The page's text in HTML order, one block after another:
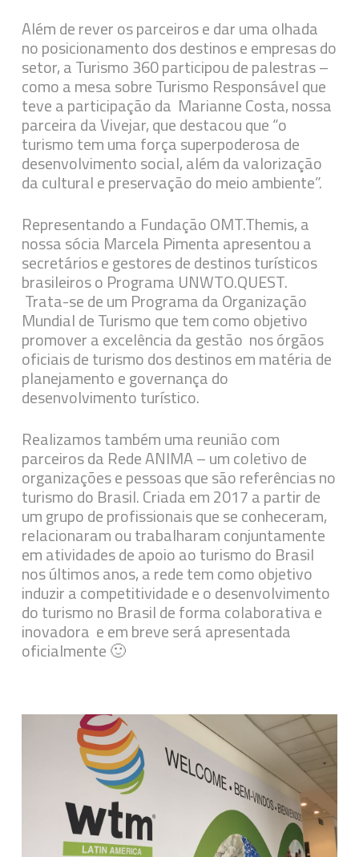
Além de rever os parceiros e dar uma olhada
no posicionamento dos destinos e empresas do
setor, a Turismo 360 participou de palestras –
como a mesa sobre Turismo Responsável que
teve a participação da Marianne Costa, nossa
parceira da Vivejar, que destacou que “o
turismo tem uma força superpoderosa de
desenvolvimento social, além da valorização
da cultural e preservação do meio ambiente”.
Representando a Fundação OMT.Themis, a
nossa sócia Marcela Pimenta apresentou a
secretários e gestores de destinos turísticos
brasileiros o Programa UNWTO.QUEST.
Trata-se de um Programa da Organização
Mundial de Turismo que tem como objetivo
promover a excelência da gestão nos órgãos
oficiais de turismo dos destinos em matéria de
planejamento e governança do
desenvolvimento turístico.
Realizamos também uma reunião com
parceiros da Rede ANIMA – um coletivo de
organizações e pessoas que são referências no
turismo do Brasil. Criada em 2017 a partir de
um grupo de profissionais que se conheceram,
relacionaram ou trabalharam conjuntamente
em atividades de apoio ao turismo do Brasil
nos últimos anos, a rede tem como objetivo
induzir a competitividade e o desenvolvimento
do turismo no Brasil de forma colaborativa e
inovadora e em breve será apresentada
oficialmente 🙂